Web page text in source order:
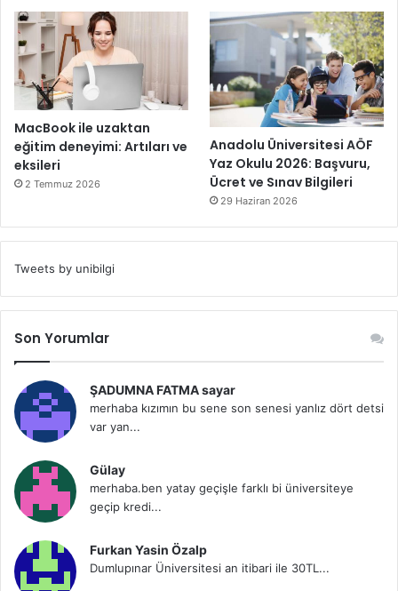
MacBook ile uzaktan
eğitim deneyimi: Artıları ve
eksileri
2 Temmuz 2026
Anadolu Üniversitesi AÖF
Yaz Okulu 2026: Başvuru,
Ücret ve Sınav Bilgileri
29 Haziran 2026
Tweets by unibilgi
Son Yorumlar
ŞADUMNA FATMA sayar
merhaba kızımın bu sene son senesi yanlız dört detsi
var yan...
Gülay
merhaba.ben yatay geçişle farklı bi üniversiteye
geçip kredi...
Furkan Yasin Özalp
Dumlupınar Üniversitesi an itibari ile 30TL...